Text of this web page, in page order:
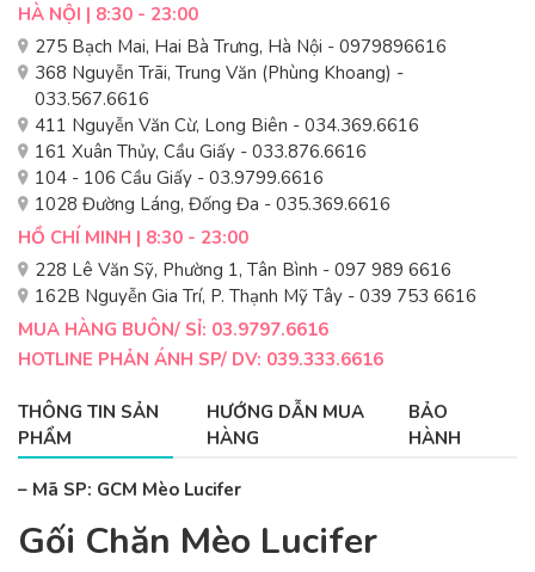
HÀ NỘI | 8:30 - 23:00
275 Bạch Mai, Hai Bà Trưng, Hà Nội - 0979896616
368 Nguyễn Trãi, Trung Văn (Phùng Khoang) -
033.567.6616
411 Nguyễn Văn Cừ, Long Biên - 034.369.6616
161 Xuân Thủy, Cầu Giấy - 033.876.6616
104 - 106 Cầu Giấy - 03.9799.6616
1028 Đường Láng, Đống Đa - 035.369.6616
HỒ CHÍ MINH | 8:30 - 23:00
228 Lê Văn Sỹ, Phường 1, Tân Bình - 097 989 6616
162B Nguyễn Gia Trí, P. Thạnh Mỹ Tây - 039 753 6616
MUA HÀNG BUÔN/ SỈ: 03.9797.6616
HOTLINE PHẢN ÁNH SP/ DV: 039.333.6616
THÔNG TIN SẢN
PHẨM
HƯỚNG DẪN MUA
HÀNG
BẢO
HÀNH
– Mã SP: GCM Mèo Lucifer
Gối Chăn Mèo Lucifer